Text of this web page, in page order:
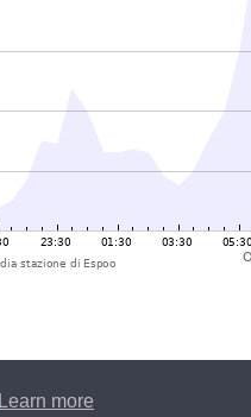
Learn more